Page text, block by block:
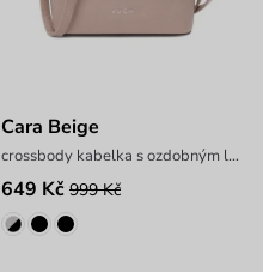
Cara Beige
crossbody kabelka s ozdobným logem
649 Kč 999 Kč